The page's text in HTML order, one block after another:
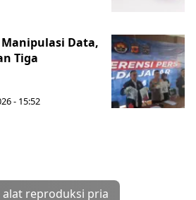
Data,
Tiga
- 15:52
alat reproduksi pria